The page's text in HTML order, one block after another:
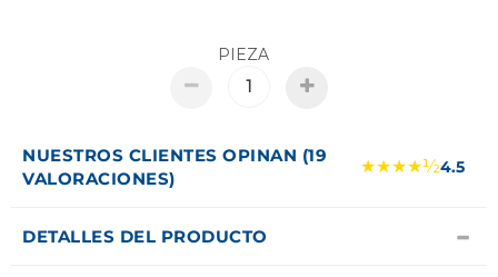
PIEZA
NUESTROS CLIENTES OPINAN (19
VALORACIONES)
★★★★½4.5
DETALLES DEL PRODUCTO